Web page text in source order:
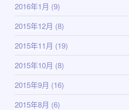
2016年1月 (9)
2015年12月 (8)
2015年11月 (19)
2015年10月 (8)
2015年9月 (16)
2015年8月 (6)